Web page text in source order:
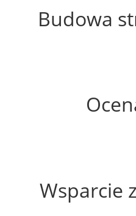
Budowa
Wsparcie